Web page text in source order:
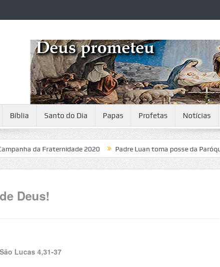
Bíblia Santo do Dia Papas Profetas Notícias
da Fraternidade 2020 Padre Luan toma posse da Paróquia
Deus!
Lucas 4,31-37